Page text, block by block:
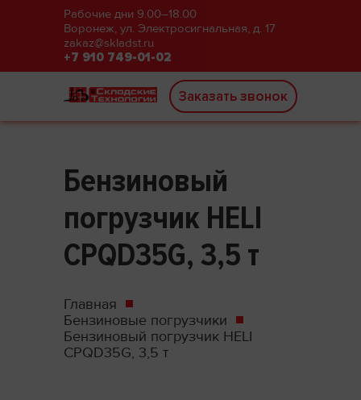
Рабочие дни 9.00–18.00
Воронеж, ул. Электросигнальная, д. 17
zakaz@skladst.ru
+7 910 749-01-02
Заказать звонок
Бензиновый
погрузчик HELI
CPQD35G, 3,5 т
Главная
Бензиновые погрузчики
Бензиновый погрузчик HELI
CPQD35G, 3,5 т